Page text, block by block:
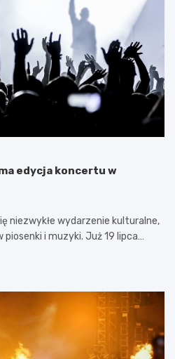
edycja koncertu w
niezwykłe wydarzenie kulturalne,
piosenki i muzyki. Już 19 lipca…